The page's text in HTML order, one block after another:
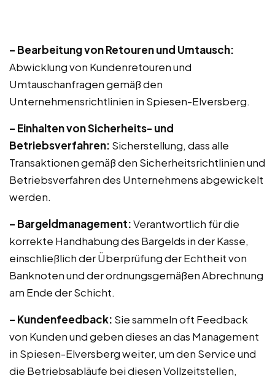
– Bearbeitung von Retouren und Umtausch:
Abwicklung von Kundenretouren und
Umtauschanfragen gemäß den
Unternehmensrichtlinien in Spiesen-Elversberg.
– Einhalten von Sicherheits- und
Betriebsverfahren: Sicherstellung, dass alle
Transaktionen gemäß den Sicherheitsrichtlinien und
Betriebsverfahren des Unternehmens abgewickelt
werden.
– Bargeldmanagement:Verantwortlich für die
korrekte Handhabung des Bargelds in der Kasse,
einschließlich der Überprüfung der Echtheit von
Banknoten und der ordnungsgemäßen Abrechnung
am Ende der Schicht.
– Kundenfeedback: Sie sammeln oft Feedback
von Kunden und geben dieses an das Management
in Spiesen-Elversberg weiter, um den Service und
die Betriebsabläufe bei diesen Vollzeitstellen,